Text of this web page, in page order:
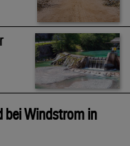
bei Windstrom in